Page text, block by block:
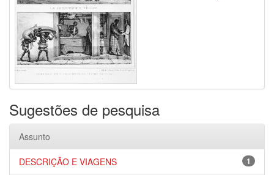
Sugestões de pesquisa
Assunto
1
DESCRIÇÃO E VIAGENS